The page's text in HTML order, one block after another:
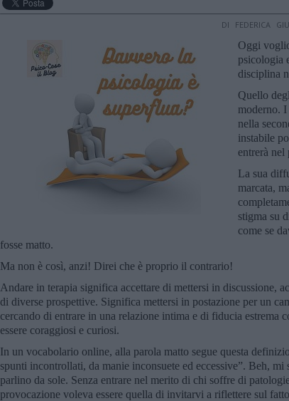
DI FEDERICA
Oggi
psicologia
disciplina
Quello
moderno.
nella
instabile
entrerà
La sua
marcata,
stigma su
come se
fosse matto.
Ma non è così, anzi! Direi che è proprio il contrario!
Andare in terapia significa accettare di mettersi in discussione,
di diverse prospettive. Significa mettersi in postazione per un
cercando di entrare in una relazione intima e di fiducia estrema
essere coraggiosi e curiosi.
In un vocabolario online, alla parola matto segue questa
spunti incontrollati, da manie inconsuete ed eccessive”. Beh, mi
parlino da sole. Senza entrare nel merito di chi soffre di
provocazione voleva essere quella di invitarvi a riflettere sul